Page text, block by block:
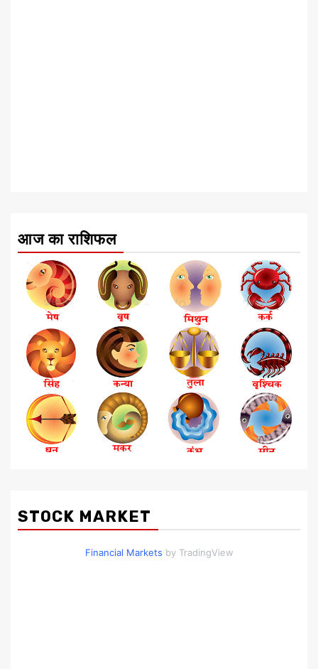
आज का राशिफल
STOCK MARKET
Financial Markets by TradingView